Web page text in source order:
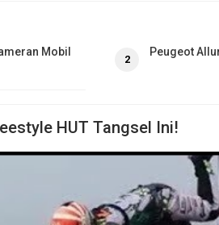
Mobil
2
Peugeot
HUT Tangsel Ini!